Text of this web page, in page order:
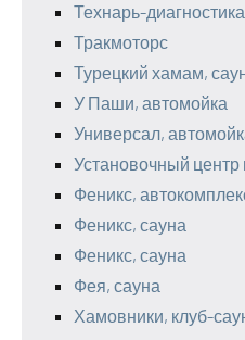
Технарь-
Тракмоторс
Турецкий хамам,
У Паши, автомойка
Универсал,
Установочный центр
Феникс,
Феникс, сауна
Феникс, сауна
Фея, сауна
Хамовники, клуб-